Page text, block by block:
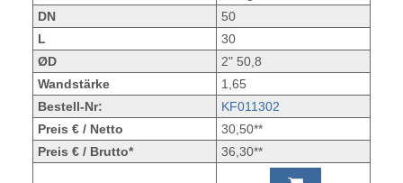
DN
50
L
30
ØD
2" 50,8
Wandstärke
1,65
Bestell-Nr:
KF011302
Preis € / Netto
30,50**
Preis € / Brutto*
36,30**